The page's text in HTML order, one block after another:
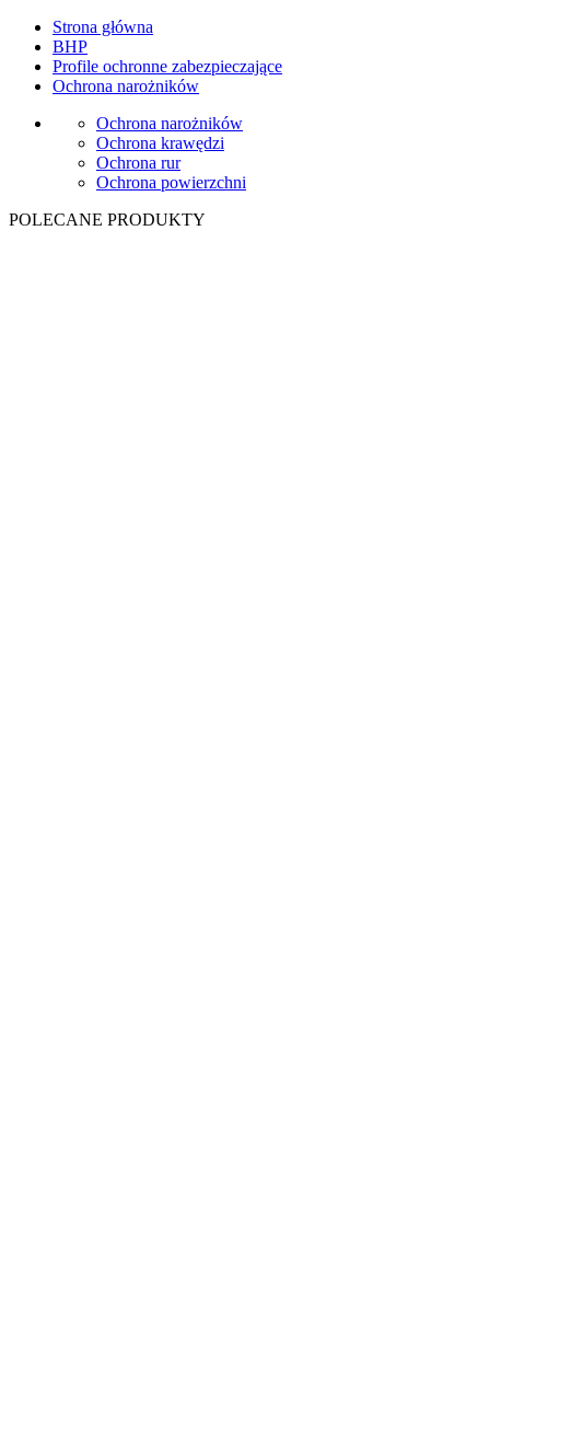
Strona główna
BHP
Profile ochronne zabezpieczające
Ochrona narożników
Ochrona narożników
Ochrona krawędzi
Ochrona rur
Ochrona powierzchni
POLECANE PRODUKTY